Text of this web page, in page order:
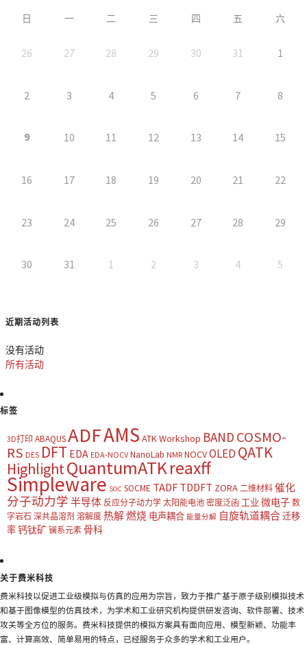
日 一 二 三 四 五 六
26 27 28 29 30 31 1
2 3 4 5 6 7 8
9 10 11 12 13 14 15
16 17 18 19 20 21 22
23 24 25 26 27 28 29
30 31 1 2 3 4 5
近期活动列表
没有活动
所有活动
标签
3D打印 ABAQUSADFAMS ATK Workshop BAND COSMO-
RS DES DFT EDA EDA-NOCV NanoLab NMR NOCVOLED QATK
HighlightQuantumATKreaxff
Simpleware SOC SOCME TADF TDDFT ZORA 二维材料 催化
分子动力学 半导体 反应分子动力学 太阳能电池 密度泛函 工业 微电子 数
字岩石 深共晶溶剂 溶解度 热解燃烧 电声耦合 能量分解 自旋轨道耦合迁移
率钙钛矿 镧系元素 骨科
关于费米科技
费米科技以促进工业级模拟与仿真的应用为宗旨，致力于推广基于原子级别模拟技术
和基于图像模型的仿真技术，为学术和工业研究机构提供研发咨询、软件部署、技术
攻关等全方位的服务。费米科技提供的模拟方案具有面向应用、模型新颖、功能丰
富、计算高效、简单易用的特点，已经服务于众多的学术和工业用户。